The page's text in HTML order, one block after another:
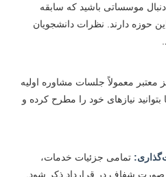
موسساتی باشید که سابقه
دارند. نظرات دانشجویان
معمولاً جلسات مشاوره اولیه
نیازهای خود را مطرح کرده و
تمامی جزئیات خدمات،
شفاف در قرارداد ذکر شود.